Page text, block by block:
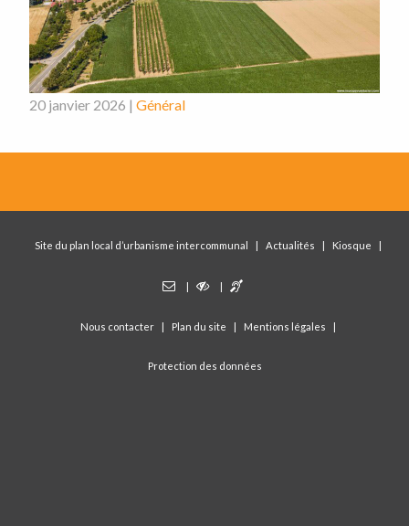
20 janvier 2026 | Général
Site du plan local d’urbanisme intercommunal Actualités Kiosque
Nous contacter Plan du site Mentions légales
Protection des données